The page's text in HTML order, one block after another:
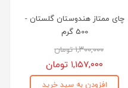
چای ممتاز هندوستان گلستان -
500 گرم
۱,۳۰۰,۰۰۰ تومان
۱,۱۵۷,۰۰۰ تومان
افزودن به سبد خرید